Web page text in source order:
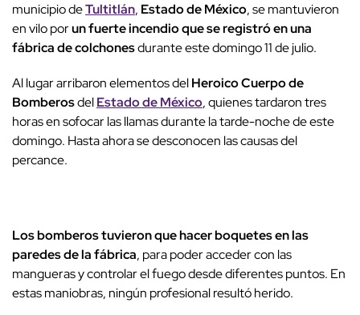
municipio deTultitlán, Estado de México, se mantuvieron
en vilo porun fuerte incendio que se registró en una
fábrica de colchonesdurante este domingo 11 de julio.
Al lugar arribaron elementos delHeroico Cuerpo de
BomberosdelEstado de México, quienes tardaron tres
horas en sofocar las llamas durante la tarde-noche de este
domingo. Hasta ahora se desconocen las causas del
percance.
Los bomberos tuvieron que hacer boquetes en las
paredes de la fábrica, para poder acceder con las
mangueras y controlar el fuego desde diferentes puntos. En
estas maniobras, ningún profesional resultó herido.